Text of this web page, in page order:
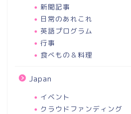
新聞記事
日常のあれこれ
英語プログラム
行事
食べもの＆料理
Japan
イベント
クラウドファンディング